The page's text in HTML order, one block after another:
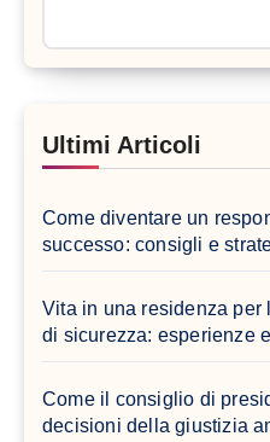
Ultimi Articoli
Come diventare un
successo: consigli e
Vita in una residenza per
di sicurezza: esperienze
Come il consiglio di
decisioni della giustizia